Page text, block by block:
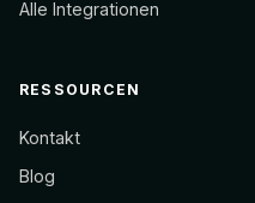
Alle Integrationen
RESSOURCEN
Kontakt
Blog